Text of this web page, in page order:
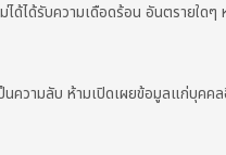
ได้รับความเดือดร้อน อันตรายใด
วามลับ ห้ามเปิดเผยข้อมูลแก่บุคค